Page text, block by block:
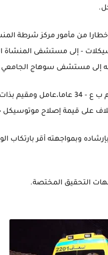
من مأمور مركز شرطة
موتوسيكلات - إلى مستشفى
إلى مستشفى سوهاج الجامعي
واتهم المصاب أمام رجال الشرطة المدعو إسلام م ب
على قيمة إصلاح
وبمواجهته أقر بارتكاب
التحقيق المختصة.